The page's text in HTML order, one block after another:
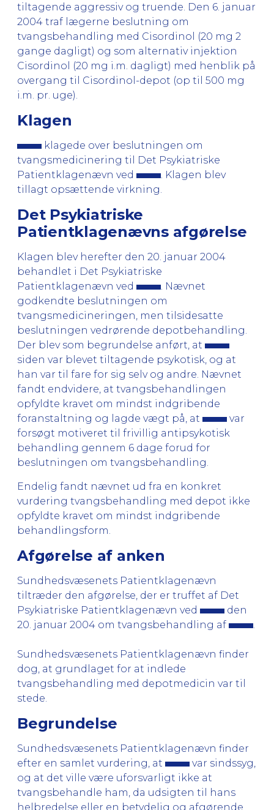
tiltagende aggressiv og truende. Den 6. januar
2004 traf lægerne beslutning om
tvangsbehandling med Cisordinol (20 mg 2
gange dagligt) og som alternativ injektion
Cisordinol (20 mg i.m. dagligt) med henblik på
overgang til Cisordinol-depot (op til 500 mg
i.m. pr. uge).
Klagen
klagede over beslutningen om
tvangsmedicinering til Det Psykiatriske
Patientklagenævn ved
. Klagen blev
tillagt opsættende virkning.
Det Psykiatriske
Patientklagenævns afgørelse
Klagen blev herefter den 20. januar 2004
behandlet i Det Psykiatriske
Patientklagenævn ved
. Nævnet
godkendte beslutningen om
tvangsmedicineringen, men tilsidesatte
beslutningen vedrørende depotbehandling.
Der blev som begrundelse anført, at
siden var blevet tiltagende psykotisk, og at
han var til fare for sig selv og andre. Nævnet
fandt endvidere, at tvangsbehandlingen
opfyldte kravet om mindst indgribende
foranstaltning og lagde vægt på, at
var
forsøgt motiveret til frivillig antipsykotisk
behandling gennem 6 dage forud for
beslutningen om tvangsbehandling.
Endelig fandt nævnet ud fra en konkret
vurdering tvangsbehandling med depot ikke
opfyldte kravet om mindst indgribende
behandlingsform.
Afgørelse af anken
Sundhedsvæsenets Patientklagenævn
tiltræder den afgørelse, der er truffet af Det
Psykiatriske Patientklagenævn ved
den
20. januar 2004 om tvangsbehandling af
Sundhedsvæsenets Patientklagenævn finder
dog, at grundlaget for at indlede
tvangsbehandling med depotmedicin var til
stede.
Begrundelse
Sundhedsvæsenets Patientklagenævn finder
efter en samlet vurdering, at
var sindssyg,
og at det ville være uforsvarligt ikke at
tvangsbehandle ham, da udsigten til hans
helbredelse eller en betydelig og afgørende